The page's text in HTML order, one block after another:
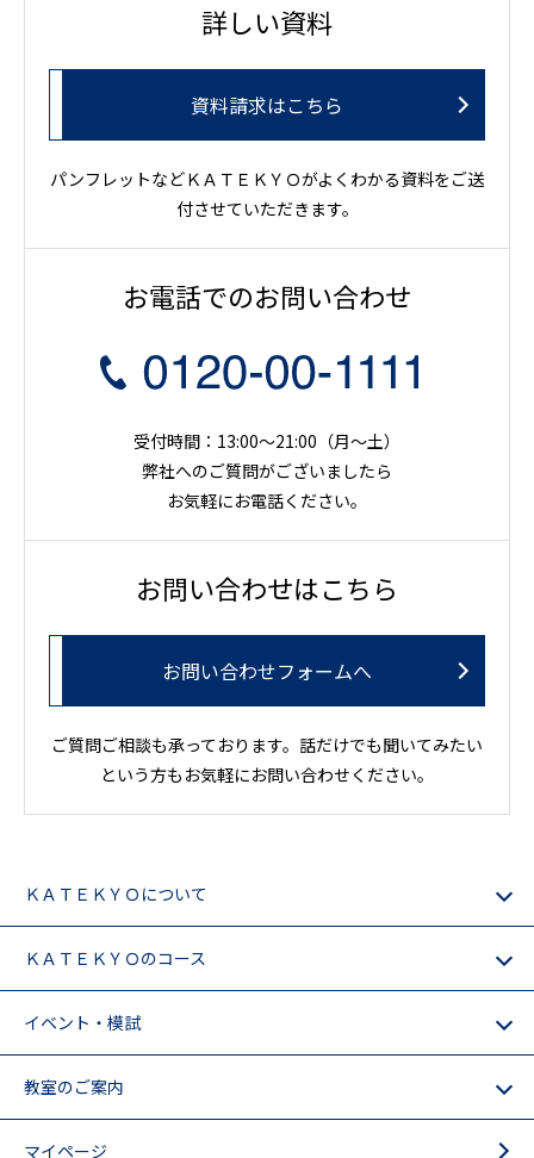
詳しい資料
資料請求はこちら
パンフレットなどＫＡＴＥＫＹＯがよくわかる資料をご送
付させていただきます。
お電話でのお問い合わせ
受付時間：13:00～21:00（月〜土）
弊社へのご質問がございましたら
お気軽にお電話ください。
お問い合わせはこちら
お問い合わせフォームへ
ご質問ご相談も承っております。話だけでも聞いてみたい
という方もお気軽にお問い合わせください。
ＫＡＴＥＫＹＯについて
ＫＡＴＥＫＹＯのコース
イベント・模試
教室のご案内
マイページ